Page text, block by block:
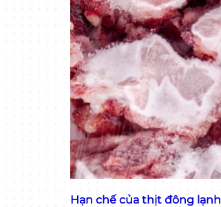
Hạn chế của thịt đông lạnh